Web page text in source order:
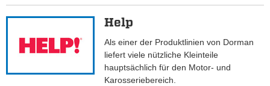
Help
Als einer der Produktlinien von Dorman
liefert viele nützliche Kleinteile
hauptsächlich für den Motor- und
Karosseriebereich.